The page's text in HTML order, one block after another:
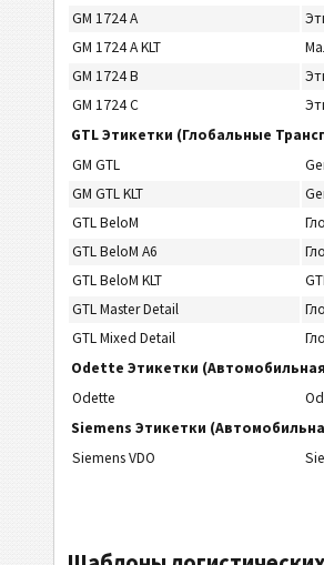
GM 1724 A
GM 1724 A KLT
GM 1724 B
GM 1724 C
GTL Этикетки (Глобальные
GM GTL
GM GTL KLT
GTL BeloM
GTL BeloM A6
GTL BeloM KLT
GTL Master Detail
GTL Mixed Detail
Odette Этикетки
Odette
Siemens Этикетки
Siemens VDO